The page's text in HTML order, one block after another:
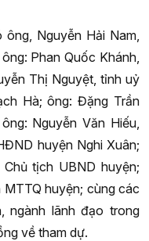
Nguyễn Hải Nam,
Phan Quốc Khánh,
Thị Nguyệt, tỉnh uỷ
Hà; ông: Đặng Trần
Nguyễn Văn Hiếu,
huyện Nghi Xuân;
tịch UBND huyện;
MTTQ huyện; cùng các
ngành lãnh đạo trong
về tham dự.